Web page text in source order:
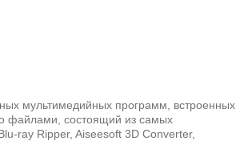
мультимедийных программ, встроенных
файлами, состоящий из самых
ray Ripper, Aiseesoft 3D Converter,